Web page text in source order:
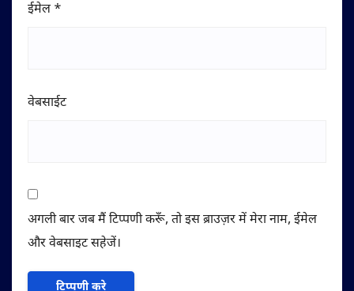
ईमेल *
वेबसाईट
अगली बार जब मैं टिप्पणी करूँ, तो इस ब्राउज़र में मेरा नाम, ईमेल
और वेबसाइट सहेजें।